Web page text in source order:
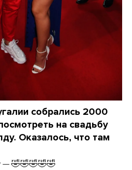
собрались 2000
на свадьбу
Оказалось, что там
— 🤣🤣🤣🤣🤣